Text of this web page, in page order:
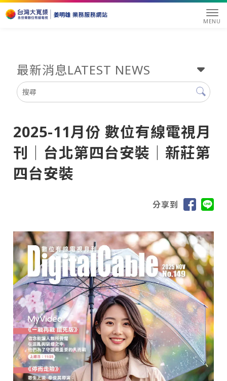
最新消息LATEST NEWS
2025-11月份 數位有線電視月
刊｜台北第四台安裝｜新莊第
四台安裝
分享到